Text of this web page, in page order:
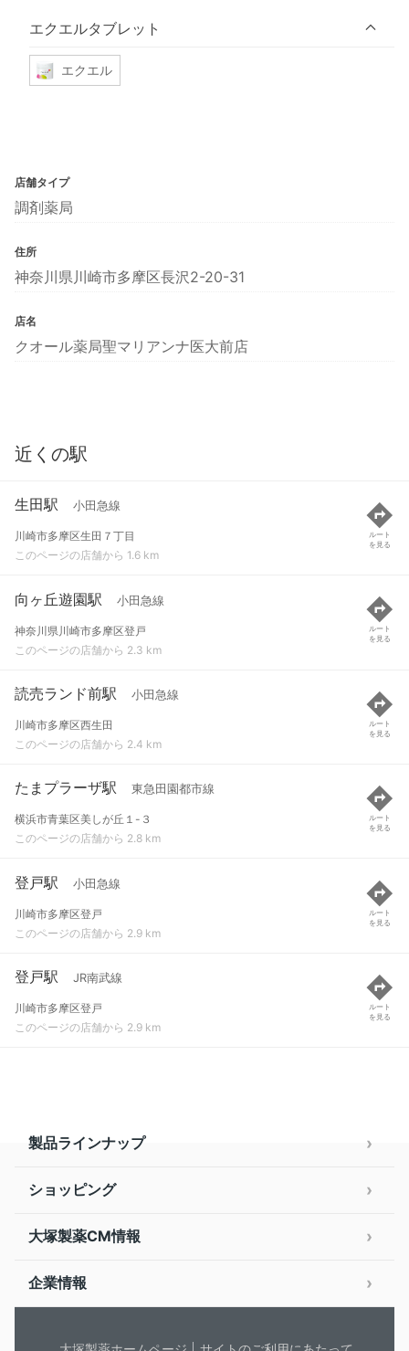
エクエルタブレット
エクエル
店舗タイプ
調剤薬局
住所
神奈川県川崎市多摩区長沢2-20-31
店名
クオール薬局聖マリアンナ医大前店
近くの駅
生田駅 小田急線
川崎市多摩区生田７丁目
このページの店舗から 1.6 km
ルート
を見る
向ヶ丘遊園駅 小田急線
神奈川県川崎市多摩区登戸
このページの店舗から 2.3 km
ルート
を見る
読売ランド前駅 小田急線
川崎市多摩区西生田
このページの店舗から 2.4 km
ルート
を見る
たまプラーザ駅 東急田園都市線
横浜市青葉区美しが丘１-３
このページの店舗から 2.8 km
ルート
を見る
登戸駅 小田急線
川崎市多摩区登戸
このページの店舗から 2.9 km
ルート
を見る
登戸駅 JR南武線
川崎市多摩区登戸
このページの店舗から 2.9 km
ルート
を見る
製品ラインナップ
ショッピング
大塚製薬CM情報
企業情報